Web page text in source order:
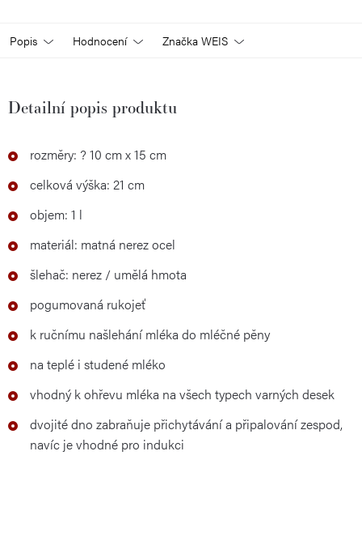
Popis Hodnocení Značka WEIS
Detailní popis produktu
rozměry: ? 10 cm x 15 cm
celková výška: 21 cm
objem: 1 l
materiál: matná nerez ocel
šlehač: nerez / umělá hmota
pogumovaná rukojeť
k ručnímu našlehání mléka do mléčné pěny
na teplé i studené mléko
vhodný k ohřevu mléka na všech typech varných desek
dvojité dno zabraňuje přichytávání a připalování zespod,
navíc je vhodné pro indukci